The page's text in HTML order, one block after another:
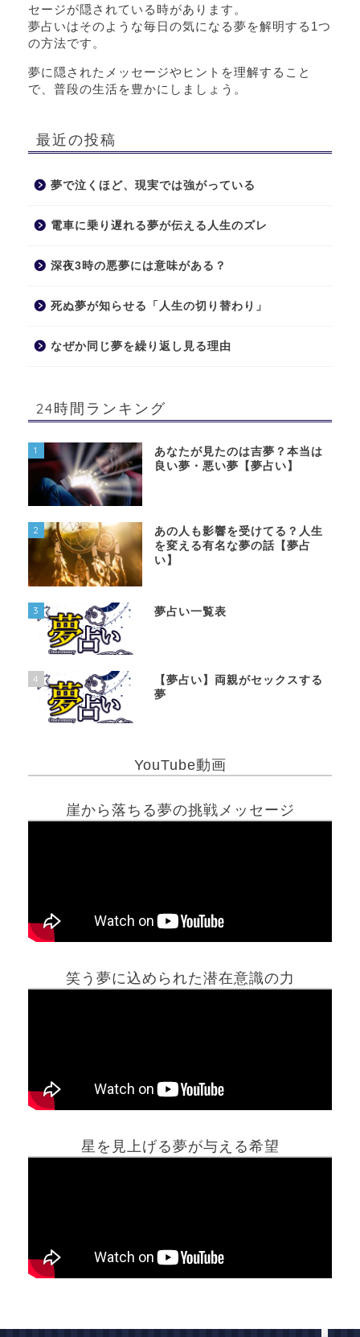
セージが隠されている時があります。
夢占いはそのような毎日の気になる夢を解明する1つ
の方法です。
夢に隠されたメッセージやヒントを理解すること
で、普段の生活を豊かにしましょう。
最近の投稿
夢で泣くほど、現実では強がっている
電車に乗り遅れる夢が伝える人生のズレ
深夜3時の悪夢には意味がある？
死ぬ夢が知らせる「人生の切り替わり」
なぜか同じ夢を繰り返し見る理由
24時間ランキング
1
あなたが見たのは吉夢？本当は
良い夢・悪い夢【夢占い】
2
あの人も影響を受けてる？人生
を変える有名な夢の話【夢占
い】
3 夢占い一覧表
4
【夢占い】両親がセックスする
夢
YouTube動画
崖から落ちる夢の挑戦メッセージ
笑う夢に込められた潜在意識の力
星を見上げる夢が与える希望
ホーム
最新記事動画